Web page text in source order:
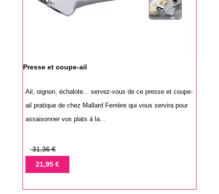
Presse et coupe-ail
Ail, oignon, échalote... servez-vous de ce presse et coupe-
ail pratique de chez Mallard Ferrière qui vous servira pour
assaisonner vos plats à la...
Prix
base
31,36 €
Prix21,95 €